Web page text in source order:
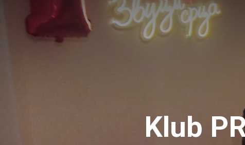
Klub